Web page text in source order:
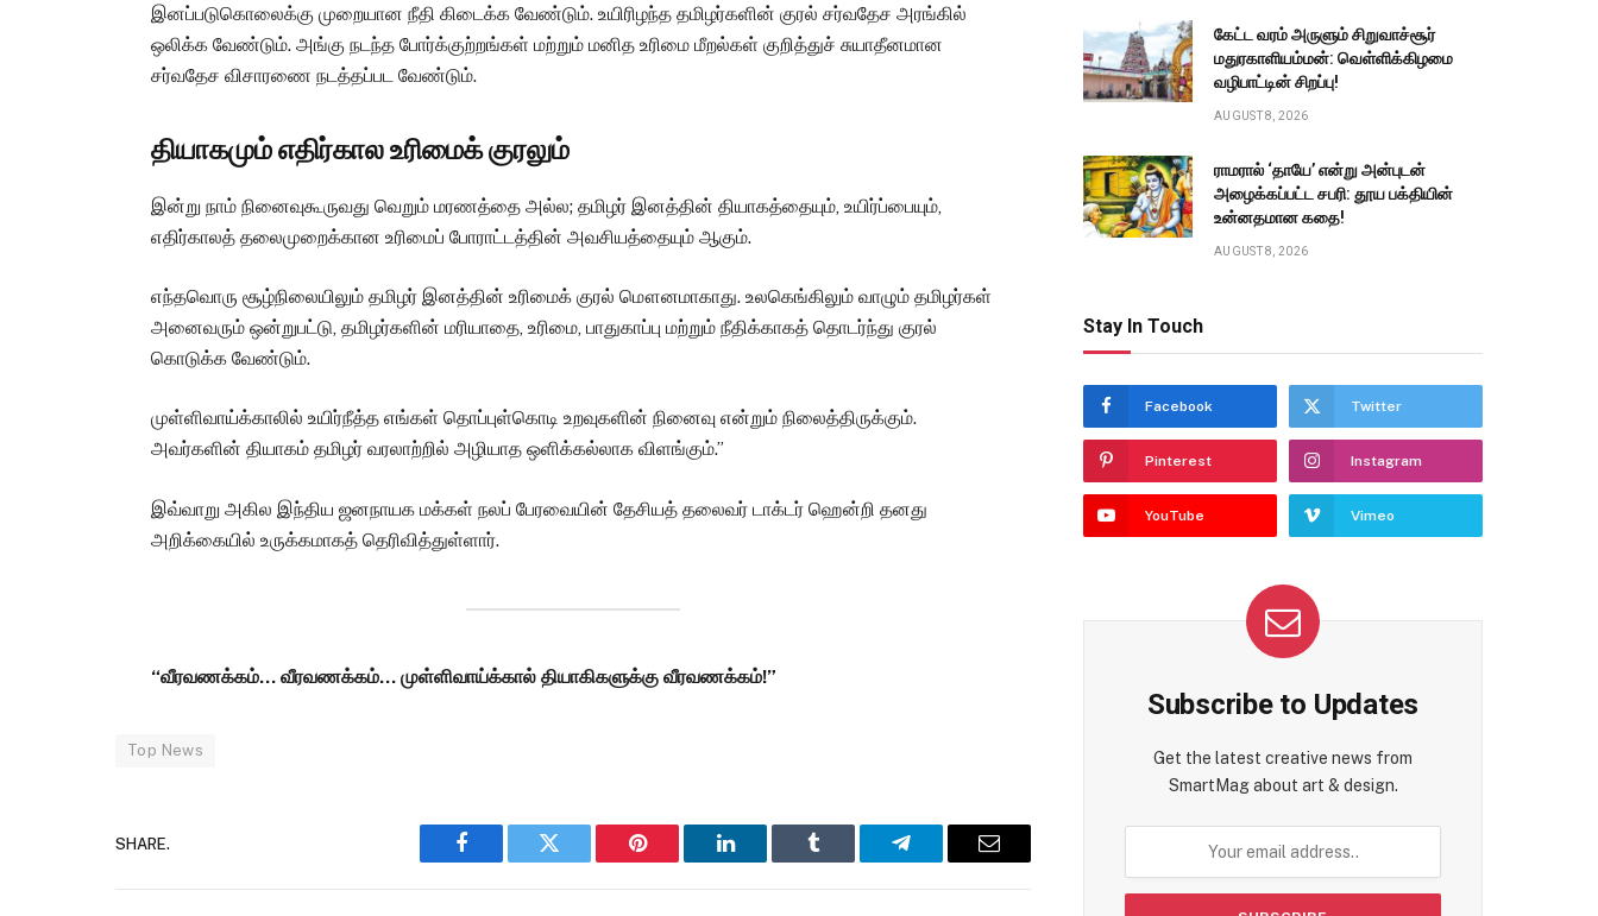
இனப்படுகொலைக்கு முறையான நீதி கிடைக்க வேண்டும். உயிரிழந்த தமிழர்களின் குரல் சர்வதேச அரங்கில்
ஒலிக்க வேண்டும். அங்கு நடந்த போர்க்குற்றங்கள் மற்றும் மனித உரிமை மீறல்கள் குறித்துச் சுயாதீனமான
சர்வதேச விசாரணை நடத்தப்பட வேண்டும்.
தியாகமும் எதிர்கால உரிமைக் குரலும்
இன்று நாம் நினைவுகூருவது வெறும் மரணத்தை அல்ல; தமிழர் இனத்தின் தியாகத்தையும், உயிர்ப்பையும்,
எதிர்காலத் தலைமுறைக்கான உரிமைப் போராட்டத்தின் அவசியத்தையும் ஆகும்.
எந்தவொரு சூழ்நிலையிலும் தமிழர் இனத்தின் உரிமைக் குரல் மௌனமாகாது. உலகெங்கிலும் வாழும் தமிழர்கள்
அனைவரும் ஒன்றுபட்டு, தமிழர்களின் மரியாதை, உரிமை, பாதுகாப்பு மற்றும் நீதிக்காகத் தொடர்ந்து குரல்
கொடுக்க வேண்டும்.
முள்ளிவாய்க்காலில் உயிர்நீத்த எங்கள் தொப்புள்கொடி உறவுகளின் நினைவு என்றும் நிலைத்திருக்கும்.
அவர்களின் தியாகம் தமிழர் வரலாற்றில் அழியாத ஒளிக்கல்லாக விளங்கும்.”
இவ்வாறு அகில இந்திய ஜனநாயக மக்கள் நலப் பேரவையின் தேசியத் தலைவர் டாக்டர் ஹென்றி தனது
அறிக்கையில் உருக்கமாகத் தெரிவித்துள்ளார்.
“வீரவணக்கம்… வீரவணக்கம்… முள்ளிவாய்க்கால் தியாகிகளுக்கு வீரவணக்கம்!”
Top News
SHARE.
Facebook Twitter Pinterest LinkedIn Tumblr Telegram Email
கேட்ட வரம் அருளும் சிறுவாச்சூர்
மதுரகாளியம்மன்: வெள்ளிக்கிழமை
வழிபாட்டின் சிறப்பு!
AUGUST 8, 2026
ராமரால் ‘தாயே’ என்று அன்புடன்
அழைக்கப்பட்ட சபரி: தூய பக்தியின்
உன்னதமான கதை!
AUGUST 8, 2026
Stay In Touch
Facebook Twitter
Pinterest Instagram
YouTube Vimeo
Subscribe to Updates
Get the latest creative news from
SmartMag about art & design.